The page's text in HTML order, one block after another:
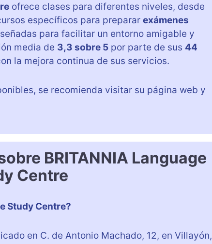
ofrece clases para diferentes niveles, desde
específicos para preparar exámenes
para facilitar un entorno amigable y
media de 3,3 sobre 5 por parte de sus 44
la mejora continua de sus servicios.
se recomienda visitar su página web y
BRITANNIA Language
Centre
Study Centre?
en C. de Antonio Machado, 12, en Villayón,